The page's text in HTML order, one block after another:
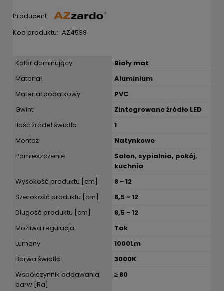
Producent:
Kod produktu: AZ4538
Kolor dominujący
Biały mat
Materiał
Aluminium
Materiał dodatkowy
PVC
Gwint
Zintegrowane źródło LED
Ilość źródeł światła
1
Montaż
Natynkowe
Pomieszczenie
Salon, sypialnia, pokój,
kuchnia
Wysokość produktu [cm]
8 ~ 12
Szerokość produktu [cm]
8,5 ~ 12
Długość produktu [cm]
8,5 ~ 12
Możliwa regulacja
Tak
Lumeny
1000Lm
Barwa światła
3000K
Współczynnik oddawania
barw [Ra]
≥ 80